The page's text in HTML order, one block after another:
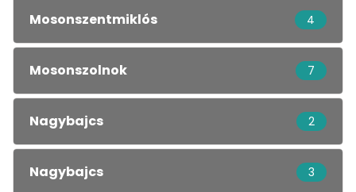
Mosonszentmiklós 4
Mosonszolnok 7
Nagybajcs 2
Nagybajcs 3